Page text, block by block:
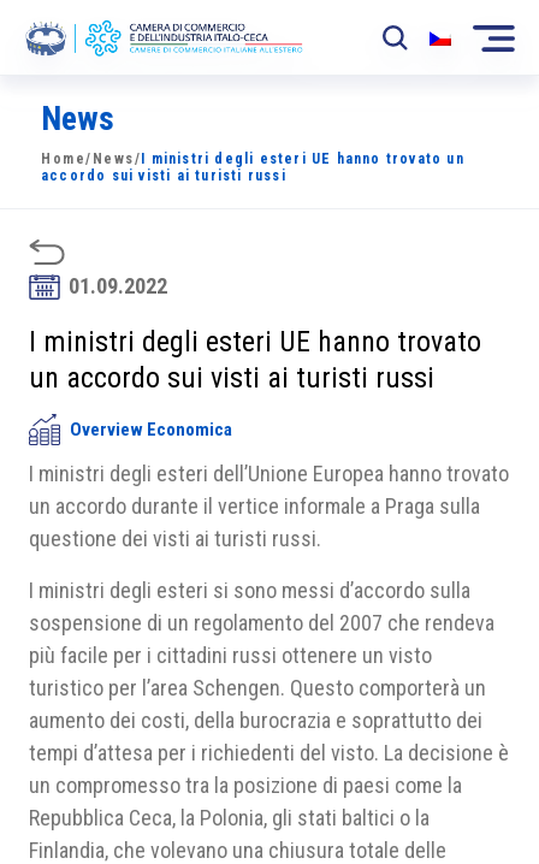
La Camera
News
Sviluppo Mercato
Soci
Partner
Progetti
Area riservata
News
Home/ News/ I ministri degli esteri UE hanno trovato un
accordo sui visti ai turisti russi
01.09.2022
I ministri degli esteri UE hanno trovato
un accordo sui visti ai turisti russi
Overview Economica
I ministri degli esteri dell’Unione Europea hanno trovato
un accordo durante il vertice informale a Praga sulla
questione dei visti ai turisti russi.
I ministri degli esteri si sono messi d’accordo sulla
sospensione di un regolamento del 2007 che rendeva
più facile per i cittadini russi ottenere un visto
turistico per l’area Schengen. Questo comporterà un
aumento dei costi, della burocrazia e soprattutto dei
tempi d’attesa per i richiedenti del visto. La decisione è
un compromesso tra la posizione di paesi come la
Repubblica Ceca, la Polonia, gli stati baltici o la
Finlandia, che volevano una chiusura totale delle